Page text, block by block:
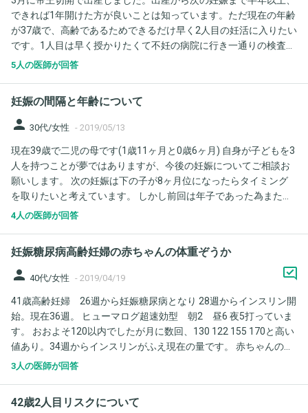
できれば1年開けた方が良いことは知っています。ただ現在の年齢
が37歳で、高齢であるためできるだけ早く2人目の妊活に入りたい
です。1人目は早く授かりたくて不妊の病院に行き一通りの検査を
している間に自然妊娠しました。その際AMHが1.9と低いことがわ
ヶ月で、母乳メインの混合で育児をしていて生理はまだありませ
ん。 今後できるだけ早く授かれるように準備をしたいのです。今
のでしょうか？母乳を早めにやめた方がいい、体を冷やさない、
などアドバイスを下さい。
5人の医師が回答
妊娠の間隔と年齢について
person 30代/女性 - 2019/05/13
現在39歳で二児の母です(1歳11ヶ月と0歳6ヶ月) 自身が子どもを3
人を持つことが夢ではありますが、今後の妊娠についてご相談お
願いします。 次の妊娠は下の子が8ヶ月位になったらタイミング
を取りたいと考えています。 しかし前回は年子であった為また間
を空けずに妊娠するのと、40歳代になっても1年位は空けてから妊
合、違いがあるのかお聞きしたいです。 もちろん妊娠出来ればの
話ですが(36歳の時の凍結卵がありますが、まだ移植してはおらず
て、母体リスクは高くなるのかどうか(将来的にも)も併せてお聞き
したいです、よろしくお願いします。
4人の医師が回答
妊娠糖尿病高齢妊婦の赤ちゃんの体重ぞうか
person 40代/女性 - 2019/04/19
41歳高齢妊婦 26週から妊娠糖尿病となり 28週からインスリン開
始。現在36週。 ヒューマログ超速効型 朝2 昼6 夜5打っていま
す。 おおよそ120以内でしたが月に数回、130 122 155 170と高い
値あり。34週からインスリンがふえ現在の量です。 赤ちゃんの成
長曲線は、いままで、中の下の方でしたが 34週で2000gのとこ
赤ちゃん自身でインスリンをつくってしまっていないか非常に心
3人の医師が回答
42歳2人目リスクについて